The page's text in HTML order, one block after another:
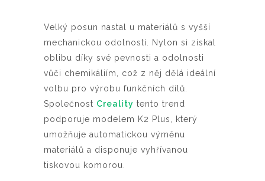
Velký posun nastal u materiálů s vyšší
mechanickou odolností. Nylon si získal
oblibu díky své pevnosti a odolnosti
vůči chemikáliím, což z něj dělá ideální
volbu pro výrobu funkčních dílů.
Společnost Creality tento trend
podporuje modelem K2 Plus, který
umožňuje automatickou výměnu
materiálů a disponuje vyhřívanou
tiskovou komorou.